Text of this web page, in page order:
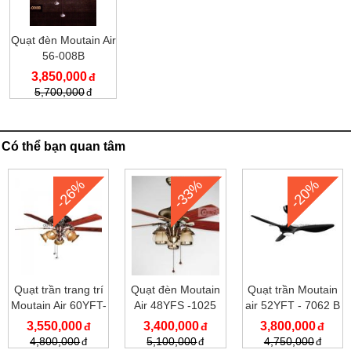
Quạt đèn Moutain Air
56-008B
3,850,000
5,700,000
Có thể bạn quan tâm
-26%
Quạt trần trang trí
Moutain Air 60YFT-
1030
3,550,000
4,800,000
-33%
Quạt đèn Moutain
Air 48YFS -1025
3,400,000
5,100,000
-20%
Quạt trần Moutain
air 52YFT - 7062 B
3,800,000
4,750,000